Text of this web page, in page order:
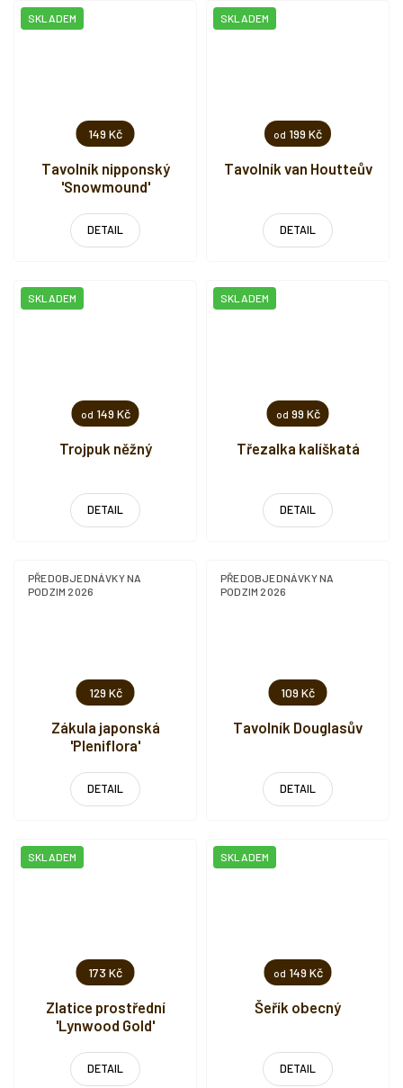
149 Kč
Tavolník nipponský
'Snowmound'
SKLADEM
DETAIL
od 199 Kč
Tavolník van Houtteův
SKLADEM
DETAIL
od 149 Kč
Trojpuk něžný
SKLADEM
DETAIL
od 99 Kč
Třezalka kalíškatá
SKLADEM
DETAIL
129 Kč
Zákula japonská
'Pleniflora'
PŘEDOBJEDNÁVKY NA
PODZIM 2026
DETAIL
109 Kč
Tavolník Douglasův
PŘEDOBJEDNÁVKY NA
PODZIM 2026
DETAIL
173 Kč
Zlatice prostřední
'Lynwood Gold'
SKLADEM
DETAIL
od 149 Kč
Šeřík obecný
SKLADEM
DETAIL